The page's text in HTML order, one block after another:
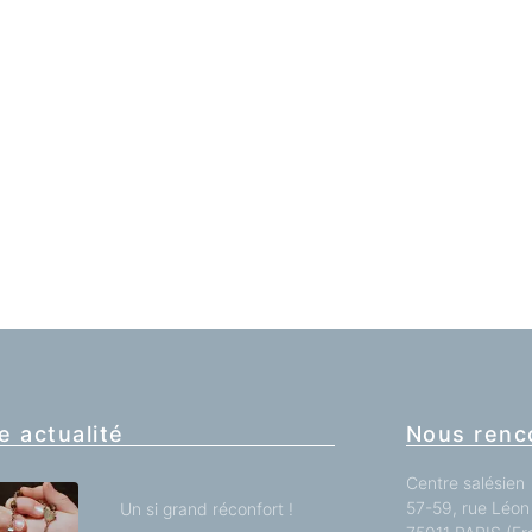
actualité
Un si grand réconfort !
Nous
Centre salésien
57-59, rue Léon